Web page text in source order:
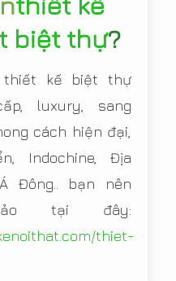
biệt thự?
thiết kế biệt thự
luxury, sang
cách hiện đại,
Indochine, Địa
Đông.. bạn nên
tại đây:
thiet-